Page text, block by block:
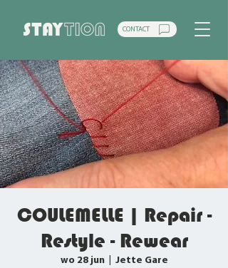
CONTACT
COULEMELLE | Repair -
Restyle - Rewear
wo 28 jun
  |
Jette Gare